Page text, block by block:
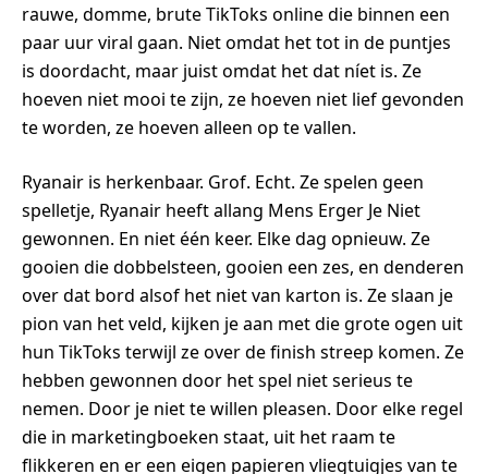
rauwe, domme, brute TikToks online die binnen een
paar uur viral gaan. Niet omdat het tot in de puntjes
is doordacht, maar juist omdat het dat níet is. Ze
hoeven niet mooi te zijn, ze hoeven niet lief gevonden
te worden, ze hoeven alleen op te vallen.
Ryanair is herkenbaar. Grof. Echt. Ze spelen geen
spelletje, Ryanair heeft allang Mens Erger Je Niet
gewonnen. En niet één keer. Elke dag opnieuw. Ze
gooien die dobbelsteen, gooien een zes, en denderen
over dat bord alsof het niet van karton is. Ze slaan je
pion van het veld, kijken je aan met die grote ogen uit
hun TikToks terwijl ze over de finish streep komen. Ze
hebben gewonnen door het spel niet serieus te
nemen. Door je niet te willen pleasen. Door elke regel
die in marketingboeken staat, uit het raam te
flikkeren en er een eigen papieren vliegtuigjes van te